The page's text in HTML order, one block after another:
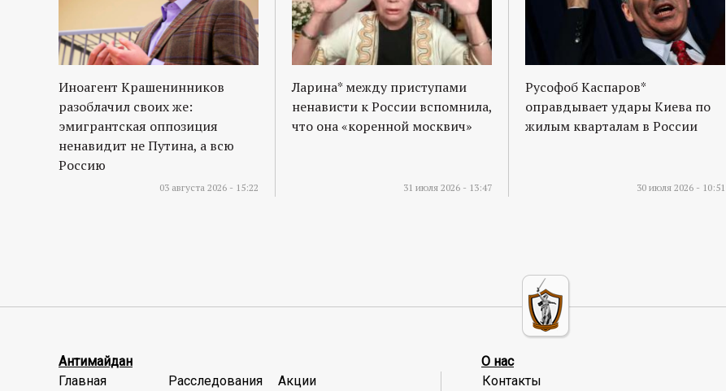
Иноагент Крашенинников
разоблачил своих же:
эмигрантская оппозиция
ненавидит не Путина, а всю
Россию
03 августа 2026 - 15:22
Ларина* между приступами
ненависти к России вспомнила,
что она «коренной москвич»
31 июля 2026 - 13:47
Русофоб Каспаров*
оправдывает удары Киева по
жилым кварталам в России
30 июля 2026 - 10:51
Антимайдан
Главная
Расследования Акции
О нас
Контакты